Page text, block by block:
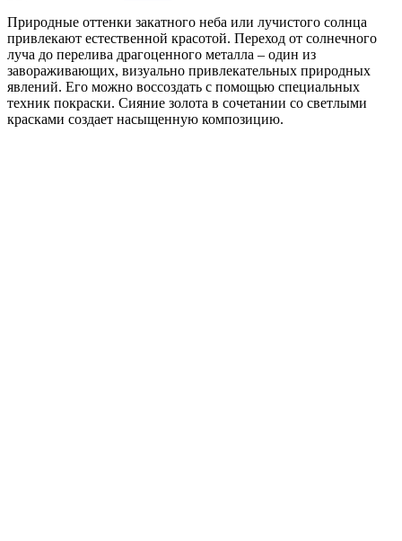
Природные оттенки закатного неба или лучистого солнца
привлекают естественной красотой. Переход от солнечного
луча до перелива драгоценного металла – один из
завораживающих, визуально привлекательных природных
явлений. Его можно воссоздать с помощью специальных
техник покраски. Сияние золота в сочетании со светлыми
красками создает насыщенную композицию.